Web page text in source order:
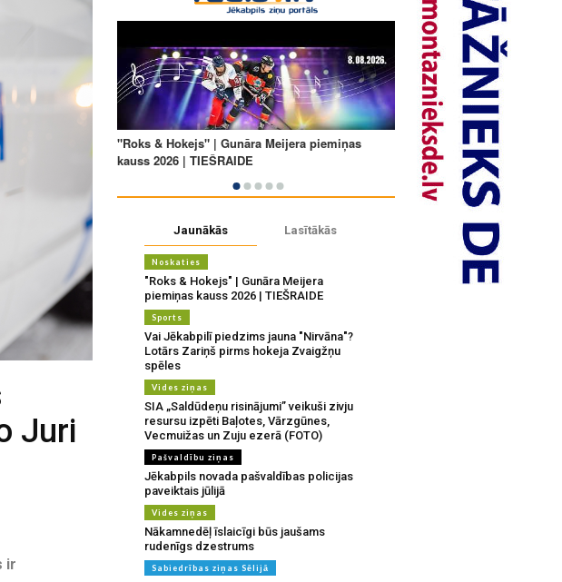
Juri
ir
Jaunākās Lasītākās
Noskaties
"Roks & Hokejs" | Gunāra Meijera
piemiņas kauss 2026 | TIEŠRAIDE
Sports
Vai Jēkabpilī piedzims jauna "Nirvāna"?
Lotārs Zariņš pirms hokeja Zvaigžņu
spēles
Vides ziņas
SIA „Saldūdeņu risinājumi” veikuši zivju
resursu izpēti Baļotes, Vārzgūnes,
Vecmuižas un Zuju ezerā (FOTO)
Pašvaldību ziņas
Jēkabpils novada pašvaldības policijas
paveiktais jūlijā
Vides ziņas
Nākamnedēļ īslaicīgi būs jaušams
rudenīgs dzestrums
Sabiedrības ziņas Sēlijā